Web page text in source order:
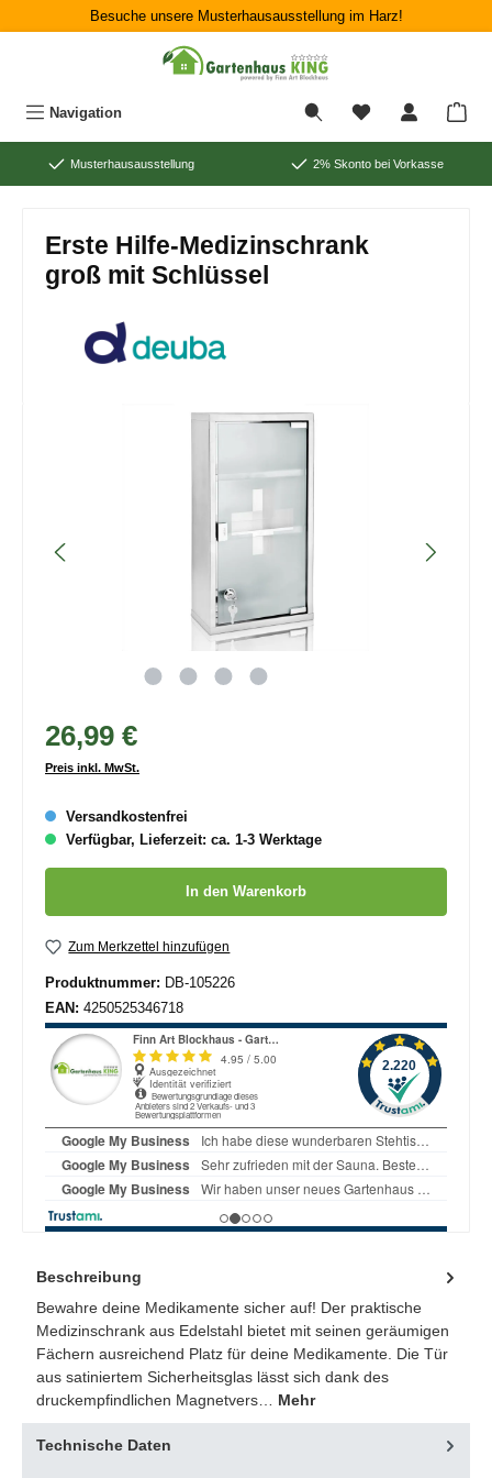
Zum Hauptinhalt springenBesuche unsere Musterhausausstellung im Harz!
Navigation
Musterhausausstellung 2% Skonto bei Vorkasse
Erste Hilfe-Medizinschrank
groß mit Schlüssel
Bildergalerie überspringen
26,99 €
Preis inkl. MwSt.
Versandkostenfrei
Verfügbar, Lieferzeit: ca. 1-3 Werktage
In den Warenkorb
Zum Merkzettel hinzufügen
Produktnummer: DB-105226
EAN: 4250525346718
Beschreibung
Bewahre deine Medikamente sicher auf! Der praktische
Medizinschrank aus Edelstahl bietet mit seinen geräumigen
Fächern ausreichend Platz für deine Medikamente. Die Tür
aus satiniertem Sicherheitsglas lässt sich dank des
druckempfindlichen Magnetvers… Mehr
Technische Daten